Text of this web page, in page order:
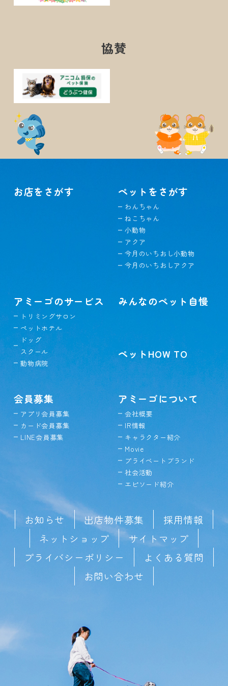
協賛
お店をさがす ペットをさがす
わんちゃん
ねこちゃん
小動物
アクア
今月のいちおし小動物
今月のいちおしアクア
アミーゴのサービス
トリミングサロン
ペットホテル
ドッグ
スクール
動物病院
みんなのペット自慢
ペットHOW TO
会員募集
アプリ会員募集
カード会員募集
LINE会員募集
アミーゴについて
会社概要
IR情報
キャラクター紹介
Movie
プライベートブランド
社会活動
エピソード紹介
お知らせ 出店物件募集
採用情報
ネットショップ
サイトマップ
プライバシーポリシー
よくある質問
お問い合わせ